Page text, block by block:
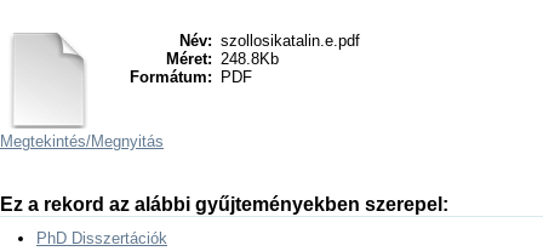
Név: szollosikatalin.e.pdf
Méret: 248.8Kb
Formátum:
PDF
Megtekintés/Megnyitás
Ez a rekord az alábbi gyűjteményekben szerepel:
PhD Disszertációk